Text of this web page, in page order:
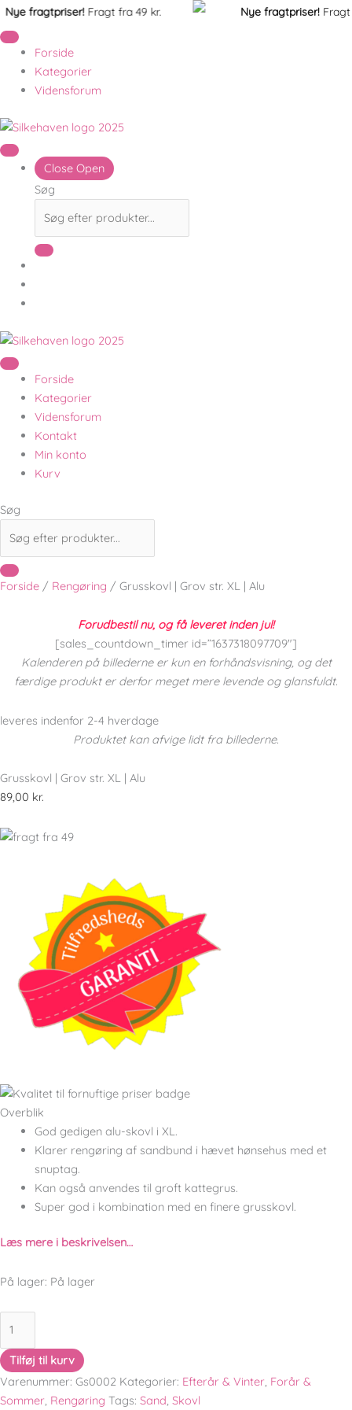
Gå
til
indholdet
fragtpriser!Fragt fra 49 kr. Nye fragtpriser!Fragt fra
Forside
Kategorier
Vidensforum
Close Open
Søg
Forside
Kategorier
Vidensforum
Kontakt
Min konto
Kurv
Søg
Forside / Rengøring / Grusskovl | Grov str. XL | Alu
Forudbestil nu, og få leveret inden jul!
[sales_countdown_timer id=”1637318097709″]
Kalenderen på billederne er kun en forhåndsvisning, og det
færdige produkt er derfor meget mere levende og glansfuldt.
leveres indenfor 2-4 hverdage
Produktet kan afvige lidt fra billederne.
Grusskovl | Grov str. XL | Alu
89,00 kr.
Overblik
God gedigen alu-skovl i XL.
Klarer rengøring af sandbund i hævet hønsehus med et
snuptag.
Kan også anvendes til groft kattegrus.
Super god i kombination med en finere grusskovl.
Læs mere i beskrivelsen…
På lager: På lager
Grusskovl
Grov
Alu
antal
Tilføj til kurv
Varenummer: Gs0002 Kategorier: Efterår & Vinter, Forår &
Sommer, Rengøring Tags: Sand, Skovl